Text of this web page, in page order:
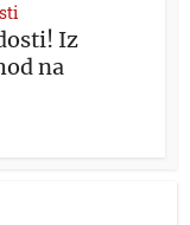
Iz
na